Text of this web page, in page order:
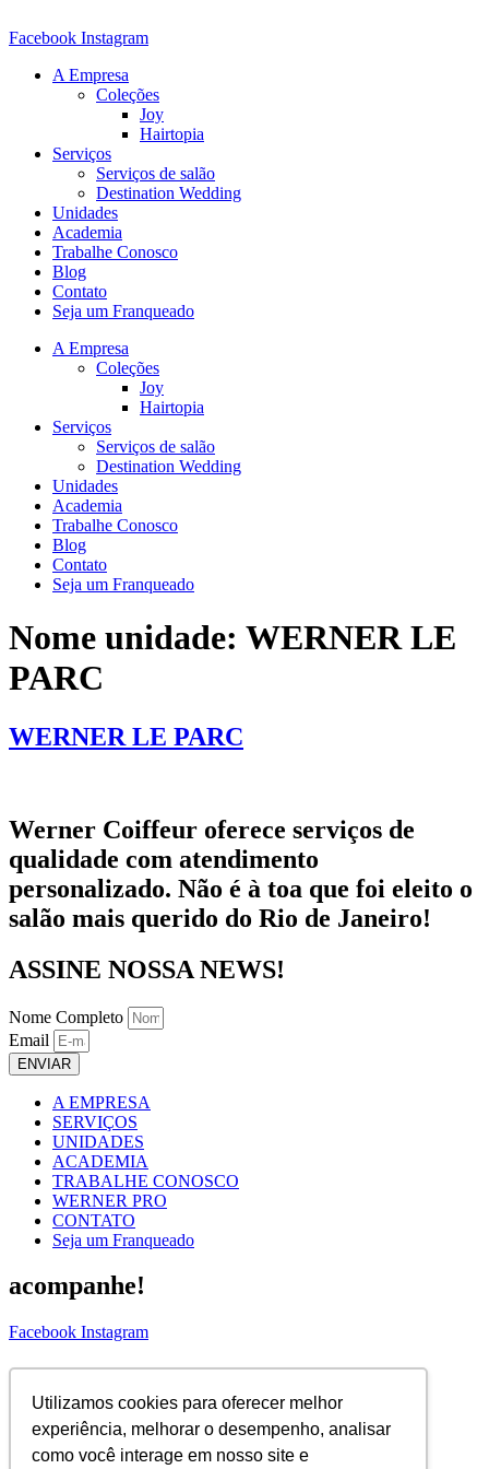
Utilizamos cookies para oferecer melhor
experiência, melhorar o desempenho, analisar
como você interage em nosso site e
para
conteúdo
Facebook Instagram
A Empresa
Coleções
Joy
Hairtopia
Serviços
Serviços de salão
Destination Wedding
Unidades
Academia
Trabalhe Conosco
Blog
Contato
Seja um Franqueado
A Empresa
Coleções
Joy
Hairtopia
Serviços
Serviços de salão
Destination Wedding
Unidades
Academia
Trabalhe Conosco
Blog
Contato
Seja um Franqueado
Nome unidade: WERNER LE
PARC
WERNER LE PARC
Werner Coiffeur oferece serviços de
qualidade com atendimento
personalizado. Não é à toa que foi eleito o
salão mais querido do Rio de Janeiro!
ASSINE NOSSA NEWS!
Nome Completo
Email
ENVIAR
A EMPRESA
SERVIÇOS
UNIDADES
ACADEMIA
TRABALHE CONOSCO
WERNER PRO
CONTATO
Seja um Franqueado
acompanhe!
Facebook Instagram
ASSINE NOSSA NEWS!
Nome Completo
Email